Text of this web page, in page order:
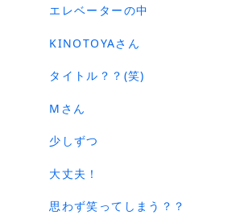
エレベーターの中
KINOTOYAさん
タイトル？？(笑)
Mさん
少しずつ
大丈夫！
思わず笑ってしまう？？